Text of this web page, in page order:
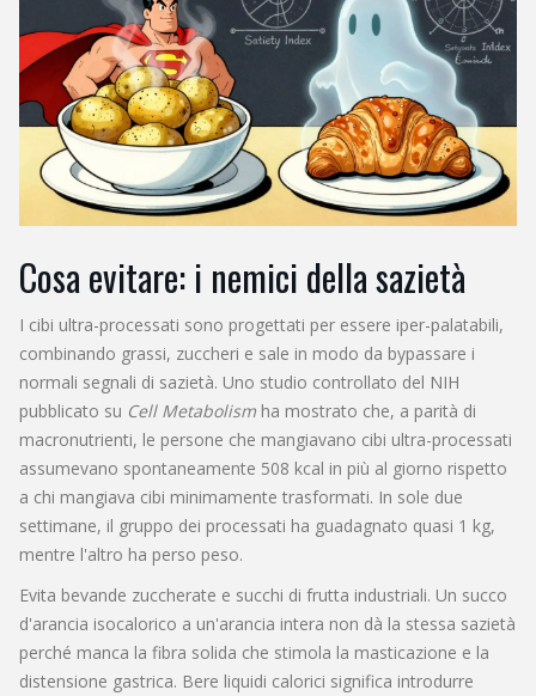
Cosa evitare: i nemici della sazietà
I cibi ultra-processati sono progettati per essere iper-palatabili,
combinando grassi, zuccheri e sale in modo da bypassare i
normali segnali di sazietà. Uno studio controllato del NIH
pubblicato su Cell Metabolism ha mostrato che, a parità di
macronutrienti, le persone che mangiavano cibi ultra-processati
assumevano spontaneamente 508 kcal in più al giorno rispetto
a chi mangiava cibi minimamente trasformati. In sole due
settimane, il gruppo dei processati ha guadagnato quasi 1 kg,
mentre l'altro ha perso peso.
Evita bevande zuccherate e succhi di frutta industriali. Un succo
d'arancia isocalorico a un'arancia intera non dà la stessa sazietà
perché manca la fibra solida che stimola la masticazione e la
distensione gastrica. Bere liquidi calorici significa introdurre